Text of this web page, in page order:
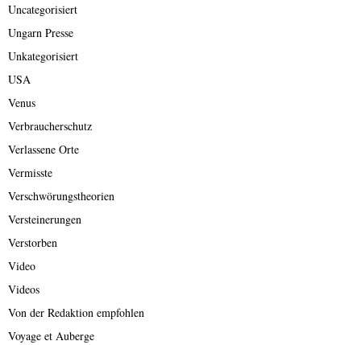
Uncategorisiert
Ungarn Presse
Unkategorisiert
USA
Venus
Verbraucherschutz
Verlassene Orte
Vermisste
Verschwörungstheorien
Versteinerungen
Verstorben
Video
Videos
Von der Redaktion empfohlen
Voyage et Auberge